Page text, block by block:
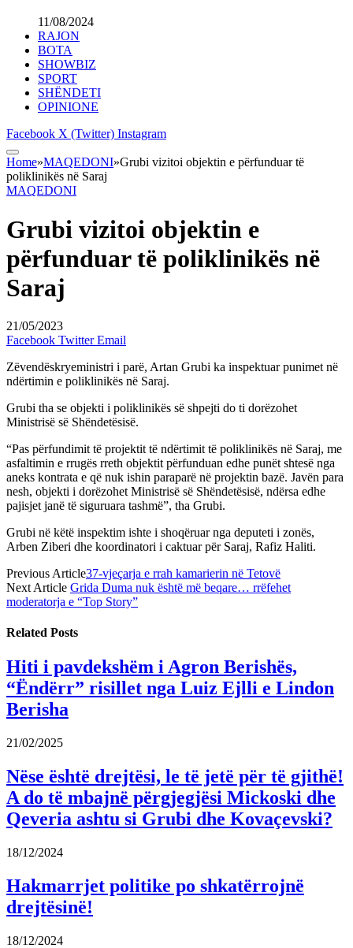
11/08/2024
RAJON
BOTA
SHOWBIZ
SPORT
SHËNDETI
OPINIONE
Facebook X (Twitter) Instagram
Home»MAQEDONI»Grubi vizitoi objektin e përfunduar të
poliklinikës në Saraj
MAQEDONI
Grubi vizitoi objektin e
përfunduar të poliklinikës në
Saraj
21/05/2023
Facebook Twitter Email
Zëvendëskryeministri i parë, Artan Grubi ka inspektuar punimet në
ndërtimin e poliklinikës në Saraj.
Grubi tha se objekti i poliklinikës së shpejti do ti dorëzohet
Ministrisë së Shëndetësisë.
“Pas përfundimit të projektit të ndërtimit të poliklinikës në Saraj, me
asfaltimin e rrugës rreth objektit përfunduan edhe punët shtesë nga
aneks kontrata e që nuk ishin paraparë në projektin bazë. Javën para
nesh, objekti i dorëzohet Ministrisë së Shëndetësisë, ndërsa edhe
pajisjet janë të siguruara tashmë”, tha Grubi.
Grubi në këtë inspektim ishte i shoqëruar nga deputeti i zonës,
Arben Ziberi dhe koordinatori i caktuar për Saraj, Rafiz Haliti.
Previous Article37-vjeçarja e rrah kamarierin në Tetovë
Next Article Grida Duma nuk është më beqare… rrëfehet
moderatorja e “Top Story”
Related Posts
Hiti i pavdekshëm i Agron Berishës,
“Ëndërr” risillet nga Luiz Ejlli e Lindon
Berisha
21/02/2025
Nëse është drejtësi, le të jetë për të gjithë!
A do të mbajnë përgjegjësi Mickoski dhe
Qeveria ashtu si Grubi dhe Kovaçevski?
18/12/2024
Hakmarrjet politike po shkatërrojnë
drejtësinë!
18/12/2024